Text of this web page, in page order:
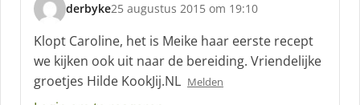
derbyke
s
c
h
r
e
e
25 augustus 2015 om 19:10
Klopt Caroline, het is Meike haar eerste recept
we kijken ook uit naar de bereiding. Vriendelijke
groetjes Hilde KookJij.NL Melden